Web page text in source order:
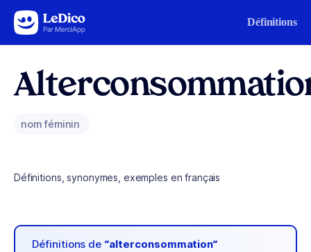
Aller au contenu Définitions
nom féminin
Définitions, synonymes, exemples en français
Définitions de “alterconsommation“